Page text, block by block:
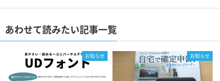
あわせて読みたい記事一覧
お知らせ お知らせ